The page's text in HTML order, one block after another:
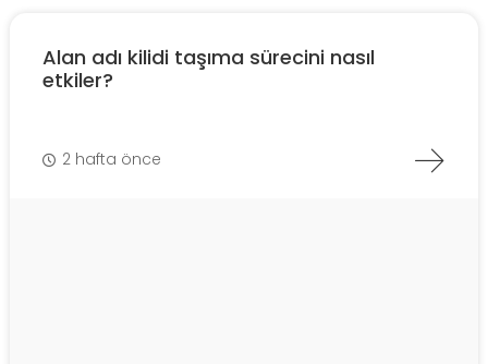
Alan adı kilidi taşıma sürecini nasıl
etkiler?
2 hafta önce